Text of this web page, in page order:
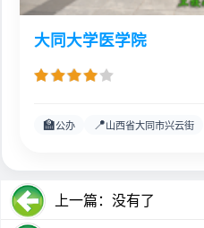
大同大学医学院
🏫公办 📍山西省大同市兴云街
上一篇：没有了